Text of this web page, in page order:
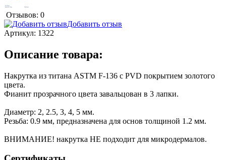
Отзывов: 0
Добавить отзыв
Артикул: 1322
Описание товара:
Накрутка из титана ASTM F-136 с PVD покрытием золотого
цвета.
Фианит прозрачного цвета завальцован в 3 лапки.
Диаметр: 2, 2.5, 3, 4, 5 мм.
Резьба: 0.9 мм, предназначена для основ толщиной 1.2 мм.
ВНИМАНИЕ! накрутка НЕ подходит для микродермалов.